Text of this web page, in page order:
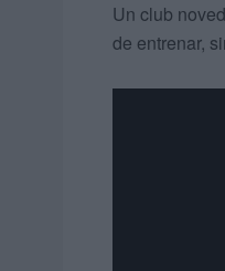
Un club
de entrenar,